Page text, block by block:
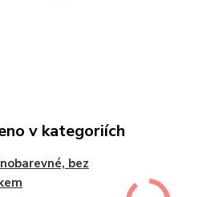
v kategoriích
bez